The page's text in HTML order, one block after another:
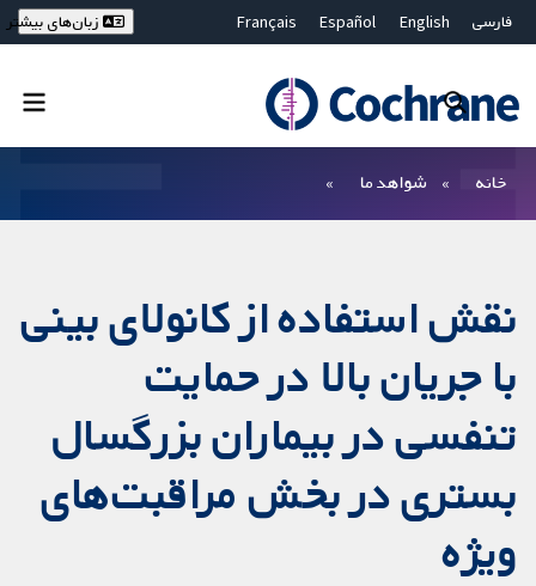
فارسی English
Español
Français
Bahasa Malaysia
ไทย
繁體中文
زبان‌های بیشتر
خانه شواهد ما
نقش استفاده از کانولای بینی
با جریان بالا در حمایت
تنفسی در بیماران بزرگسال
بستری در بخش مراقبت‌های
ویژه